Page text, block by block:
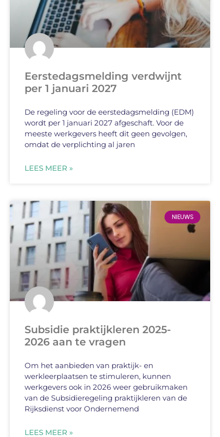
Eerstedagsmelding verdwijnt
per 1 januari 2027
De regeling voor de eerstedagsmelding (EDM)
wordt per 1 januari 2027 afgeschaft. Voor de
meeste werkgevers heeft dit geen gevolgen,
omdat de verplichting al jaren
LEES MEER »
NIEUWS
Subsidie praktijkleren 2025-
2026 aan te vragen
Om het aanbieden van praktijk- en
werkleerplaatsen te stimuleren, kunnen
werkgevers ook in 2026 weer gebruikmaken
van de Subsidieregeling praktijkleren van de
Rijksdienst voor Ondernemend
LEES MEER »